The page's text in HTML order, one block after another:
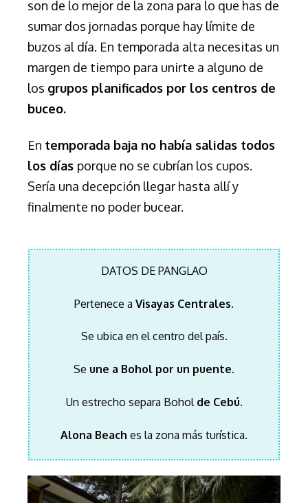
son de lo mejor de la zona para lo que has de
sumar dos jornadas porque hay límite de
buzos al día. En temporada alta necesitas un
margen de tiempo para unirte a alguno de
los grupos planificados por los centros de
buceo.
En temporada baja no había salidas todos
los días porque no se cubrían los cupos.
Sería una decepción llegar hasta allí y
finalmente no poder bucear.
DATOS DE PANGLAO
Pertenece a Visayas Centrales.
Se ubica en el centro del país.
Se une a Bohol por un puente.
Un estrecho separa Boholde Cebú.
Alona Beach es la zona más turística.